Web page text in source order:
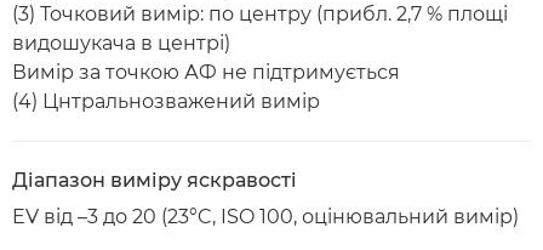
(3) Точковий вимір: по центру (прибл. 2,7 % площі
видошукача в центрі)
Вимір за точкою АФ не підтримується
(4) Цнтральнозважений вимір
Діапазон виміру яскравості
EV від –3 до 20 (23°C, ISO 100, оцінювальний вимір)